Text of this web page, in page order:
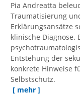
Pia Andreatta
Traumatisierung
Erklärungsansätze
klinische Diagnose.
Entstehung der
konkrete Hinweise
Selbstschutz.
[ mehr ]